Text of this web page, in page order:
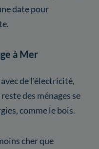
date pour
à Mer
de l'électricité,
des ménages se
comme le bois.
cher que